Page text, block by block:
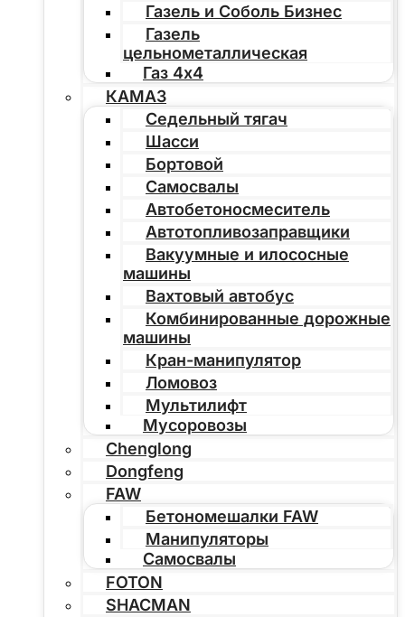
Газель и Соболь Бизнес
Газель
цельнометаллическая
Газ 4х4
КАМАЗ
Седельный тягач
Шасси
Бортовой
Самосвалы
Автобетоносмеситель
Автотопливозаправщики
Вакуумные и илососные
машины
Вахтовый автобус
Комбинированные дорожные
машины
Кран-манипулятор
Ломовоз
Мультилифт
Мусоровозы
Chenglong
Dongfeng
FAW
Бетономешалки FAW
Манипуляторы
Самосвалы
FOTON
SHACMAN